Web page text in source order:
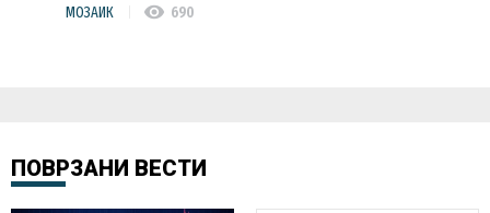
МОЗАИК visibility 690
ПОВРЗАНИ ВЕСТИ